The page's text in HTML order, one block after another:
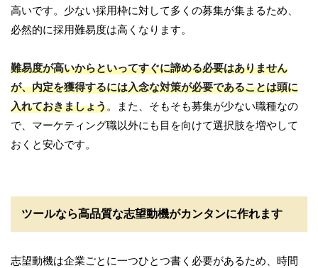
高いです。少ない採用枠に対して多くの募集が集まるため、
必然的に採用難易度は高くなります。
難易度が高いからといってすぐに諦める必要はありません
が、内定を獲得するには入念な対策が必要であることは頭に
入れておきましょう。また、そもそも募集が少ない職種なの
で、マーケティング職以外にも目を向けて選択肢を増やして
おくと安心です。
ツールなら高品質な志望動機がカンタンに作れます
志望動機は企業ごとに一つひとつ書く必要があるため、時間